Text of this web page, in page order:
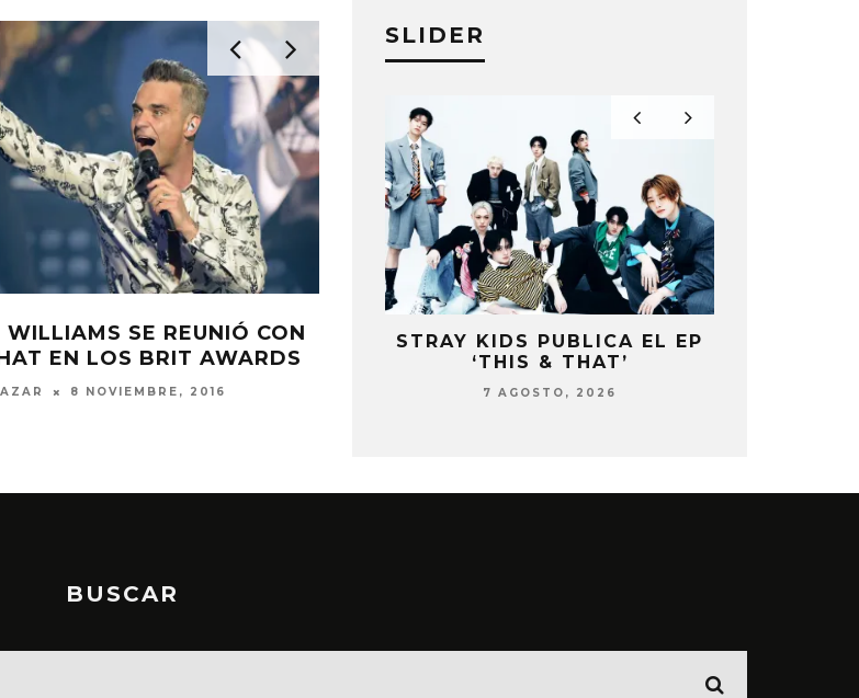
ROBBIE WILLIAMS SE REUNIÓ CON
TAKE THAT EN LOS BRIT AWARDS
ANGEL SALAZAR 8 NOVIEMBRE, 2016
SLIDER
JOAQUINA COMPARTE
‘VERANO EN LA CIUDAD’
7 AGOSTO, 2026
STRAY KIDS PUBLICA EL EP
‘THIS & THAT’
7 AGOSTO, 2026
BUSCAR